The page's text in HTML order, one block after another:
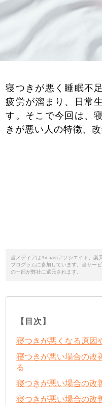
寝つきが悪く睡眠不
疲労が溜まり、日常
す。そこで今回は、
きが悪い人の特徴、
当メディアはAmazonアソシエイト、
プログラムに参加しています。当サー
の一部が弊社に還元されます。
【目次】
寝つきが悪くなる原因
寝つきが悪い場合の改
る
寝つきが悪い場合の改
寝つきが悪い場合の改